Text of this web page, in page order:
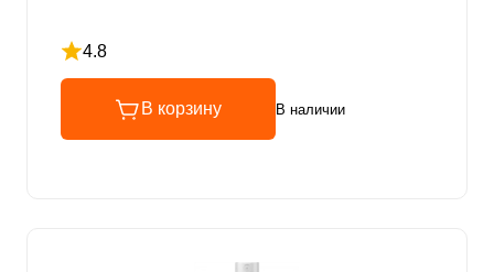
4.8
Рейтинг 4.8 из 5
В корзину В наличии